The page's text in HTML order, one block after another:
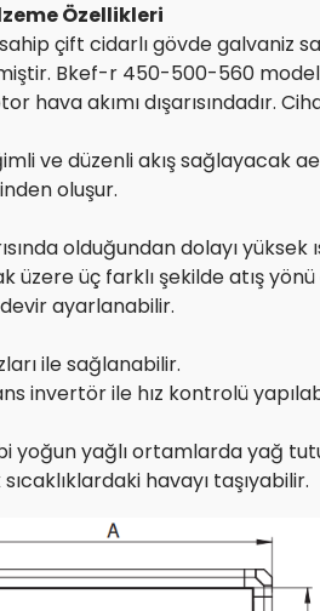
Özellikleri
sahip çift cidarlı gövde
Bkef-r 450-500-560
hava akımı dışarısındadır.
ve düzenli akış sağlayacak
oluşur.
olduğundan dolayı
üzere üç farklı şekilde atış
ayarlanabilir.
ile sağlanabilir.
invertör ile hız kontrolü
yoğun yağlı ortamlarda yağ
havayı taşıyabilir.